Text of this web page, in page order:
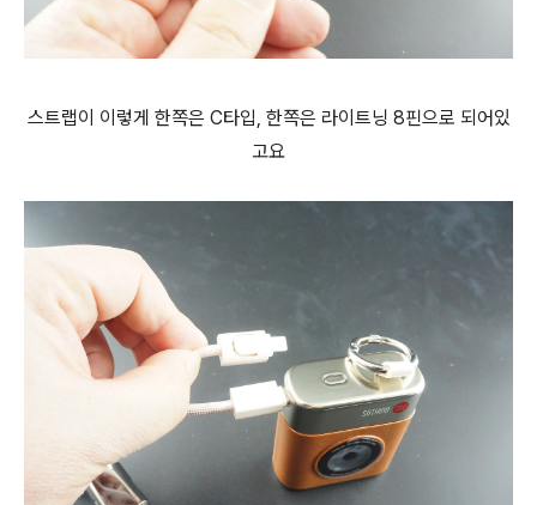
스트랩이 이렇게 한쪽은 C타입, 한쪽은 라이트닝 8핀으로 되어있
고요